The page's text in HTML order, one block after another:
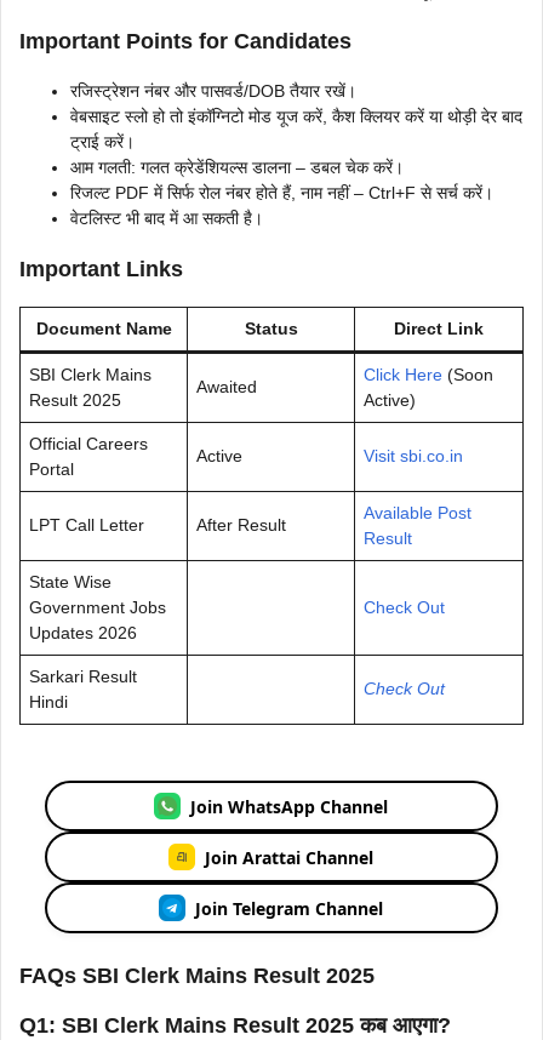
Important Points for Candidates
रजिस्ट्रेशन नंबर और पासवर्ड/DOB तैयार रखें।
वेबसाइट स्लो हो तो इंकॉग्निटो मोड यूज करें, कैश क्लियर करें या थोड़ी देर बाद
ट्राई करें।
आम गलती: गलत क्रेडेंशियल्स डालना – डबल चेक करें।
रिजल्ट PDF में सिर्फ रोल नंबर होते हैं, नाम नहीं – Ctrl+F से सर्च करें।
वेटलिस्ट भी बाद में आ सकती है।
Important Links
Document Name Status Direct Link
SBI Clerk Mains
Result 2025
Awaited
Click Here (Soon
Active)
Official Careers
Portal
Active Visit sbi.co.in
LPT Call Letter After Result
Available Post
Result
State Wise
Government Jobs
Updates 2026
Check Out
Sarkari Result
Hindi
Check Out
Join WhatsApp Channel
Join Arattai Channel
Join Telegram Channel
FAQs SBI Clerk Mains Result 2025
Q1: SBI Clerk Mains Result 2025 कब आएगा?